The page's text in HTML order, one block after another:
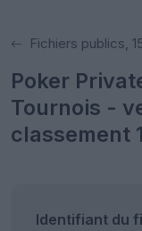
Fichiers publics,
Poker
Tournois -
classement
Identifiant du